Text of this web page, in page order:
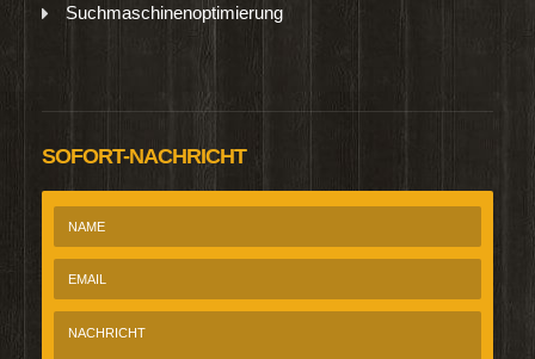
Suchmaschinenoptimierung
SOFORT-NACHRICHT